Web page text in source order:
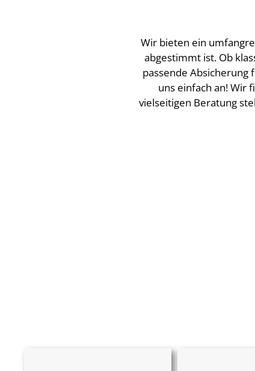
Wir bieten ein
abgestimmt ist. Ob
passende Absicherung
uns einfach an! Wir
vielseitigen Beratung